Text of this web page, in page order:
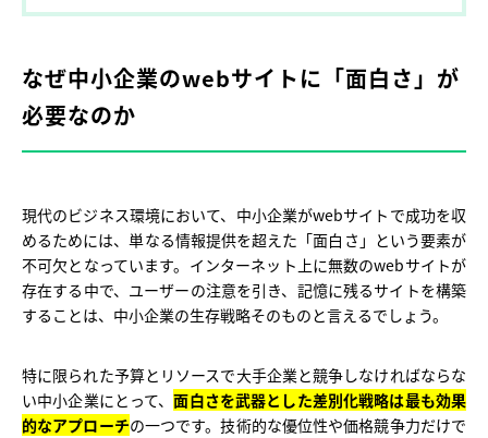
なぜ中小企業のwebサイトに「面白さ」が
必要なのか
現代のビジネス環境において、中小企業がwebサイトで成功を収
めるためには、単なる情報提供を超えた「面白さ」という要素が
不可欠となっています。インターネット上に無数のwebサイトが
存在する中で、ユーザーの注意を引き、記憶に残るサイトを構築
することは、中小企業の生存戦略そのものと言えるでしょう。
特に限られた予算とリソースで大手企業と競争しなければならな
い中小企業にとって、面白さを武器とした差別化戦略は最も効果
的なアプローチの一つです。技術的な優位性や価格競争力だけで